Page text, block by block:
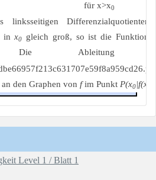
für x>x0
Differenzialquotienten
inx0 gleich groß, so ist die Funktion
Die Ableitung
den Graphen von fim Punkt P(x0|f(x
Level 1 / Blatt 1